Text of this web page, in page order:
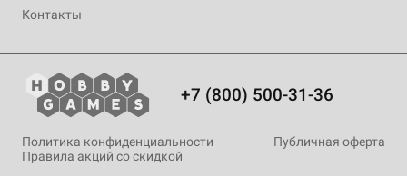
Контакты
+7 (800) 500-31-36
Политика конфиденциальности
Публичная оферта
Правила акций со скидкой